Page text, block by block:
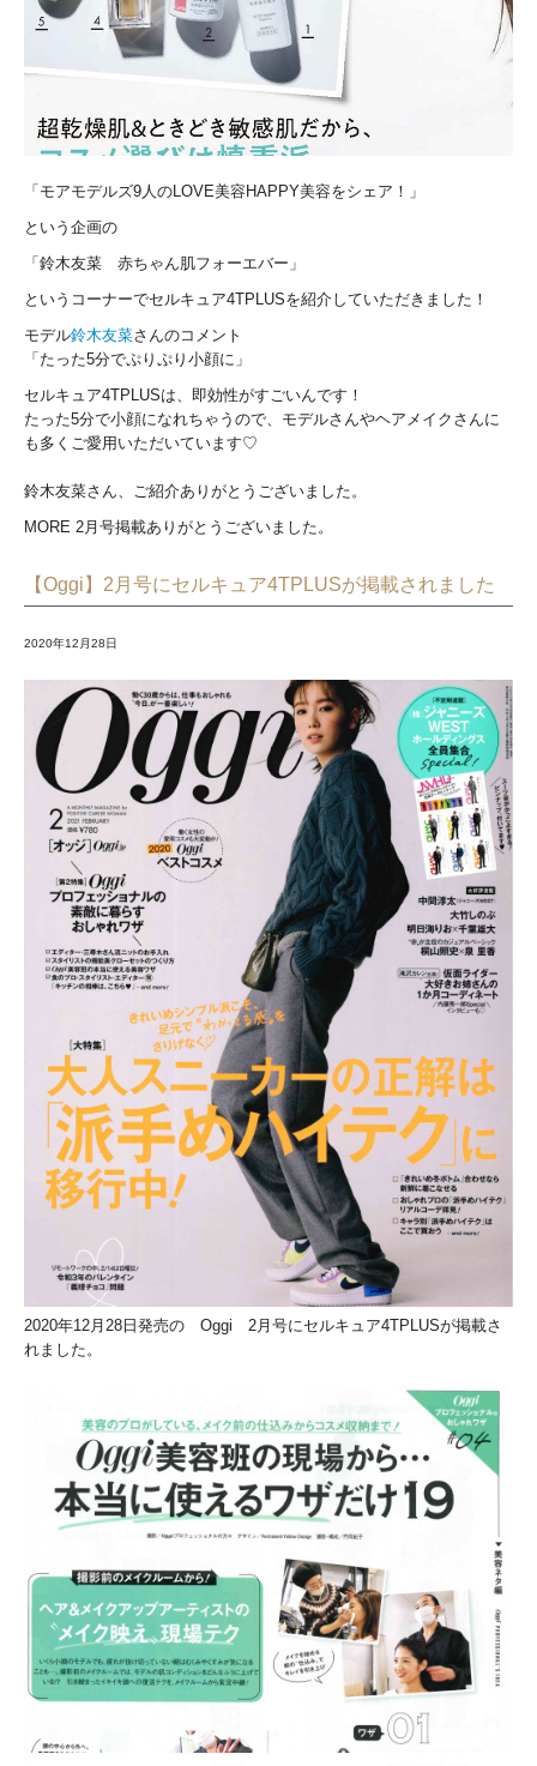
「モアモデルズ9人のLOVE美容HAPPY美容をシェア！」
という企画の
「鈴木友菜 赤ちゃん肌フォーエバー」
というコーナーでセルキュア4TPLUSを紹介していただきました！
モデル鈴木友菜さんのコメント
「たった5分でぷりぷり小顔に」
セルキュア4TPLUSは、即効性がすごいんです！
たった5分で小顔になれちゃうので、モデルさんやヘアメイクさんに
も多くご愛用いただいています♡
鈴木友菜さん、ご紹介ありがとうございました。
MORE 2月号掲載ありがとうございました。
【Oggi】2月号にセルキュア4TPLUSが掲載されました
2020年12月28日
2020年12月28日発売の Oggi 2月号にセルキュア4TPLUSが掲載さ
れました。